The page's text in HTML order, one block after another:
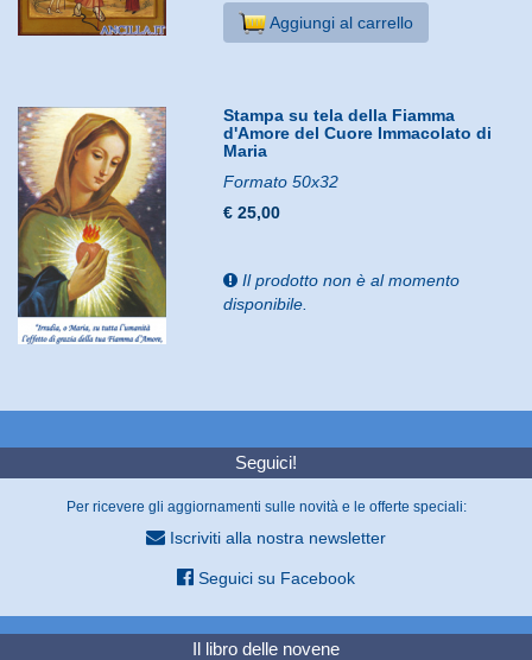
Aggiungi al carrello
Stampa su tela della Fiamma
d'Amore del Cuore Immacolato di
Maria
Formato 50x32
€ 25,00
Il prodotto non è al momento
disponibile.
Seguici!
Per ricevere gli aggiornamenti sulle novità e le offerte speciali:
Iscriviti alla nostra newsletter
Seguici su Facebook
Il libro delle novene